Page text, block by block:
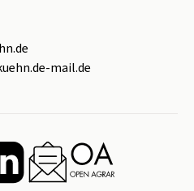
mail.de